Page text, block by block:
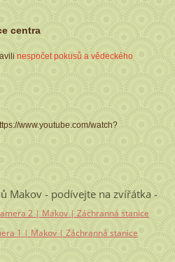
centra
nespočet pokusů a vědeckého
www.youtube.com/watch?
Makov - podívejte na zvířátka -
2 | Makov | Záchranná stanice
1 | Makov | Záchranná stanice